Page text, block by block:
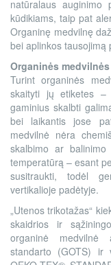
natūralaus auginimo
kūdikiams, taip pat
Organinę medvilnę
bei aplinkos tausojimą
Organinės
Turint organinės
skaityti jų etiketes –
gaminius skalbti
bei laikantis jose
medvilnė nėra
skalbimo ar
temperatūrą – esant
susitraukti, todėl
vertikalioje padėtyje.
„Utenos trikotažas“
skaidrios ir
organinė medvilnė
standarto (GOTS) ir